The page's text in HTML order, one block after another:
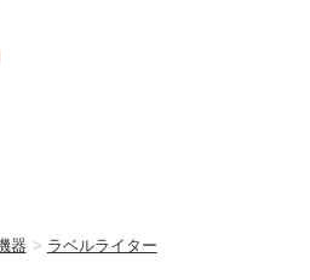
器 > ラベルライター